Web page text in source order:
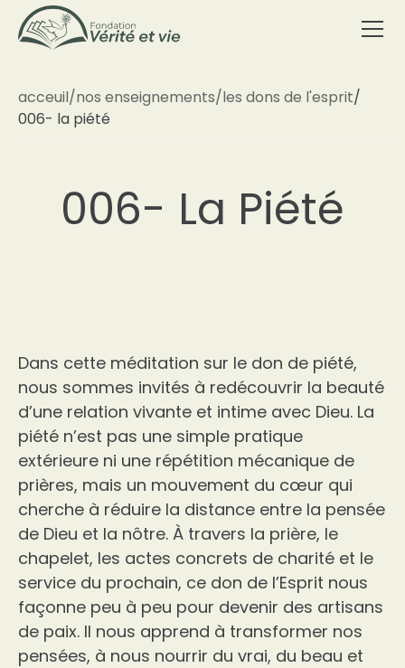
acceuil/nos enseignements/les dons de l'esprit/
006- la piété
006- La Piété
Dans cette méditation sur le don de piété,
nous sommes invités à redécouvrir la beauté
d’une relation vivante et intime avec Dieu. La
piété n’est pas une simple pratique
extérieure ni une répétition mécanique de
prières, mais un mouvement du cœur qui
cherche à réduire la distance entre la pensée
de Dieu et la nôtre. À travers la prière, le
chapelet, les actes concrets de charité et le
service du prochain, ce don de l’Esprit nous
façonne peu à peu pour devenir des artisans
de paix. Il nous apprend à transformer nos
pensées, à nous nourrir du vrai, du beau et